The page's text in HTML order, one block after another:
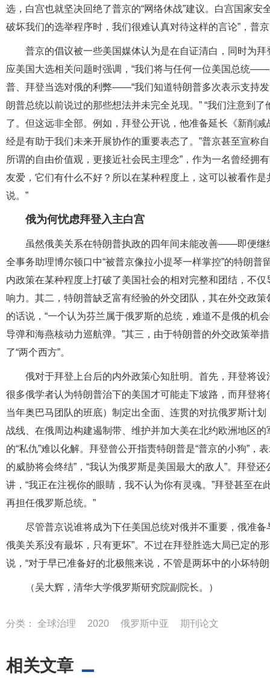
选，白宫也就坚决回绝了普京的“网络休战”建议。白宫国家
破坏我们的选举程序时，我们很难认真对待这样的言论”，普
普京的倡议被一些美国媒体认为是在自证清白，同时为
应美国大选相关问题时强调，“我们将与任何一位美国总统
普、拜登当选对俄的利弊——“我们知道特朗普多次表示支持
朗普总统以前说过的那些想法并未完全兑现。” “我们注意到
了。但这远非全部。例如，拜登公开说，他准备延长《新削
经是有助于我们未来开展协作的重要表态了。”普京甚至宣称
所谓的自由价值观，更接近社会民主理念”，作为一名曾经拥
友爱，它们有什么不好？所以在某种程度上，这可以被看作
说。”
俄为何忧虑拜登入主白宫
虽然俄美关系在特朗普执政的四年间未能改善——即便继
全事务助理博尔顿口中“被普京像拉小提琴一样掌控”的特朗
内政策在某种程度上打破了美国社会的相对完整和团结，不
响力。其二，特朗普缺乏富有经验的外交团队，其在外交政
的话说，“一个认为芬兰属于俄罗斯的总统，难道不是俄的机
导弹和海燕核动力巡航弹。”其三，由于特朗普的外交政策举
了“两个西方”。
俄对于拜登上台后的内外政策心知肚明。首先，拜登将
很多俄学者认为特朗普治下的美国才可能走下坡路，而拜登
当年奥巴马团队的班底）制定出全面、连贯的对抗俄罗斯计
战线、在俄周边构建遏制带、维护并加大美在北约欧洲地区
的“私仇”难以化解。拜登曾公开指责特朗普是“普京的小狗”
的威胁将会终结”，“我认为俄罗斯是美国最大的敌人”。拜登
讲，“我正在注视你的眼睛，我不认为你有灵魂。”拜登甚至
再担任俄罗斯总统。”
尽管普京说谁将成为下任美国总统对俄并不重要，俄准
俄美关系没有最坏，只有更坏”。不过在拜登胜选大局已定的
说，“对于早已准备好的北极熊来说，不管是两坏中的小坏特
（吴大辉，清华大学俄罗斯研究院副院长。）
分类： 全球治理 2020 俄罗斯中亚 期刊论文
相关文章